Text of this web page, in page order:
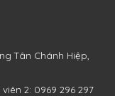
Tân Chánh Hiệp,
2: 0969 296 297